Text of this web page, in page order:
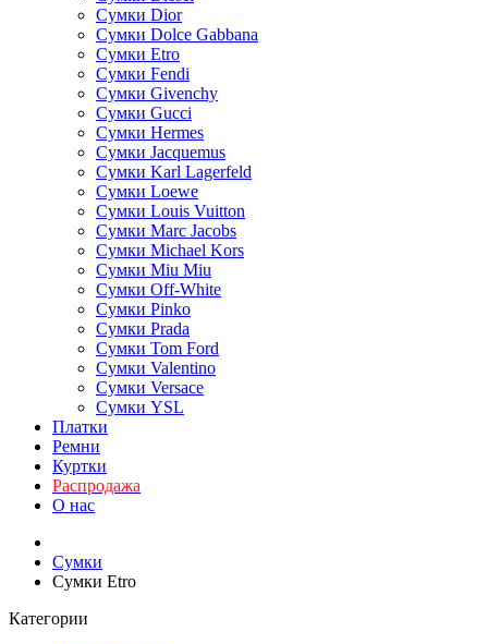
Сумки Dior
Сумки Dolce Gabbana
Сумки Etro
Сумки Fendi
Сумки Givenchy
Сумки Gucci
Сумки Hermes
Сумки Jacquemus
Сумки Karl Lagerfeld
Сумки Loewe
Сумки Louis Vuitton
Сумки Marc Jacobs
Сумки Michael Kors
Сумки Miu Miu
Сумки Off-White
Сумки Pinko
Сумки Prada
Сумки Tom Ford
Cумки Valentino
Сумки Versace
Сумки YSL
Платки
Ремни
Куртки
Распродажа
О нас
Сумки
Сумки Etro
Категории